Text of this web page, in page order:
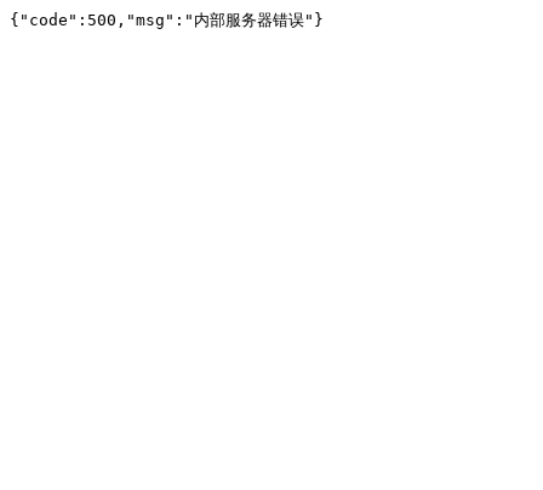
{"code":500,"msg":"内部服务器错误"}